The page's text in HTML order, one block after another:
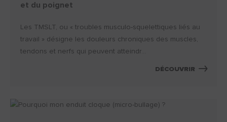
et du poignet
Les TMSLT, ou « troubles musculo-squelettiques liés au
travail » désigne les douleurs chroniques des muscles,
tendons et nerfs qui peuvent atteindr...
DÉCOUVRIR